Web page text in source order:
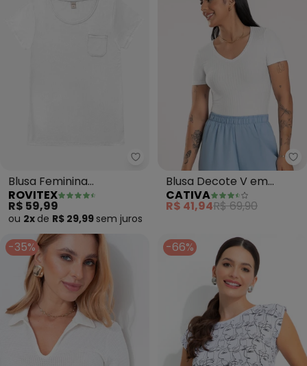
Rovitex - Blusa Feminina
Blusa Feminina
Viscotorcion com Bolso
(Branco)
ROVITEX
R$ 59,99
ou 2x de R$ 29,99 sem juros
Blusa Decote V em
Canelado (Branco)
CATIVA
R$ 41,94R$ 69,90
-35% -66%